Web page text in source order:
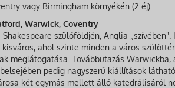
vagy Birmingham környékén (2 éj).
Warwick, Coventry
Shakespeare szülőföldjén, Anglia
ahol szinte minden a város
meglátogatása. Továbbutazás
pedig nagyszerű kiállítások
két egymás mellett álló katedrálisáról